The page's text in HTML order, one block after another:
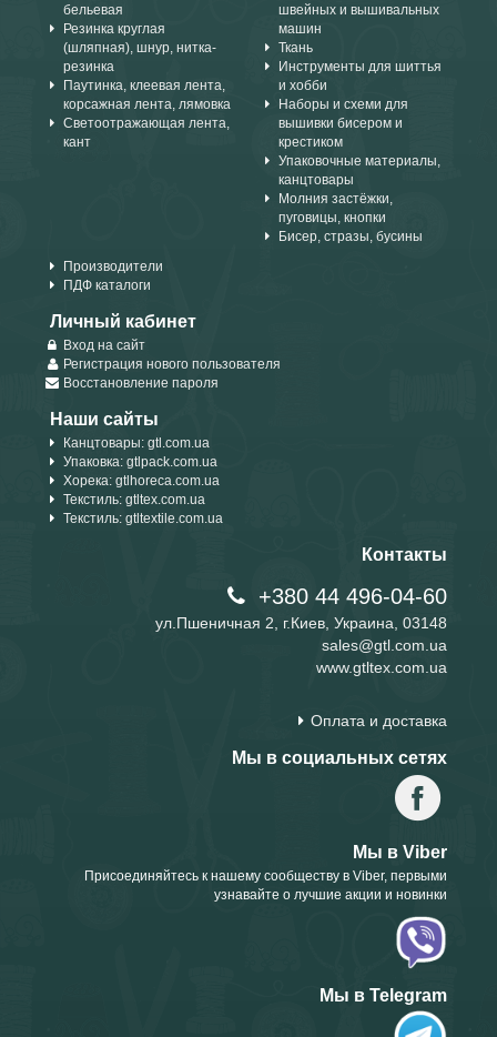
бельевая
Резинка круглая
(шляпная), шнур, нитка-
резинка
Паутинка, клеевая лента,
корсажная лента, лямовка
Светоотражающая лента,
кант
швейных и вышивальных
машин
Ткань
Инструменты для шиттья
и хобби
Наборы и схеми для
вышивки бисером и
крестиком
Упаковочные материалы,
канцтовары
Молния застёжки,
пуговицы, кнопки
Бисер, стразы, бусины
Производители
ПДФ каталоги
Личный кабинет
Вход на сайт
Регистрация нового пользователя
Восстановление пароля
Наши сайты
Канцтовары: gtl.com.ua
Упаковка: gtlpack.com.ua
Хорека: gtlhoreca.com.ua
Текстиль: gtltex.com.ua
Текстиль: gtltextile.com.ua
Контакты
+380 44 496-04-60
ул.Пшеничная 2, г.Киев, Украина, 03148
sales@gtl.com.ua
www.gtltex.com.ua
Оплата и доставка
Мы в социальных сетях
Мы в Viber
Присоединяйтесь к нашему сообществу в Viber, первыми
узнавайте о лучшие акции и новинки
Мы в Telegram